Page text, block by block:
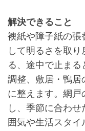
解決できること
襖紙や障子紙の張
して明るさを取
る、途中で止ま
調整、敷居・鴨居
に整えます。網
し、季節に合わ
囲気や生活スタ